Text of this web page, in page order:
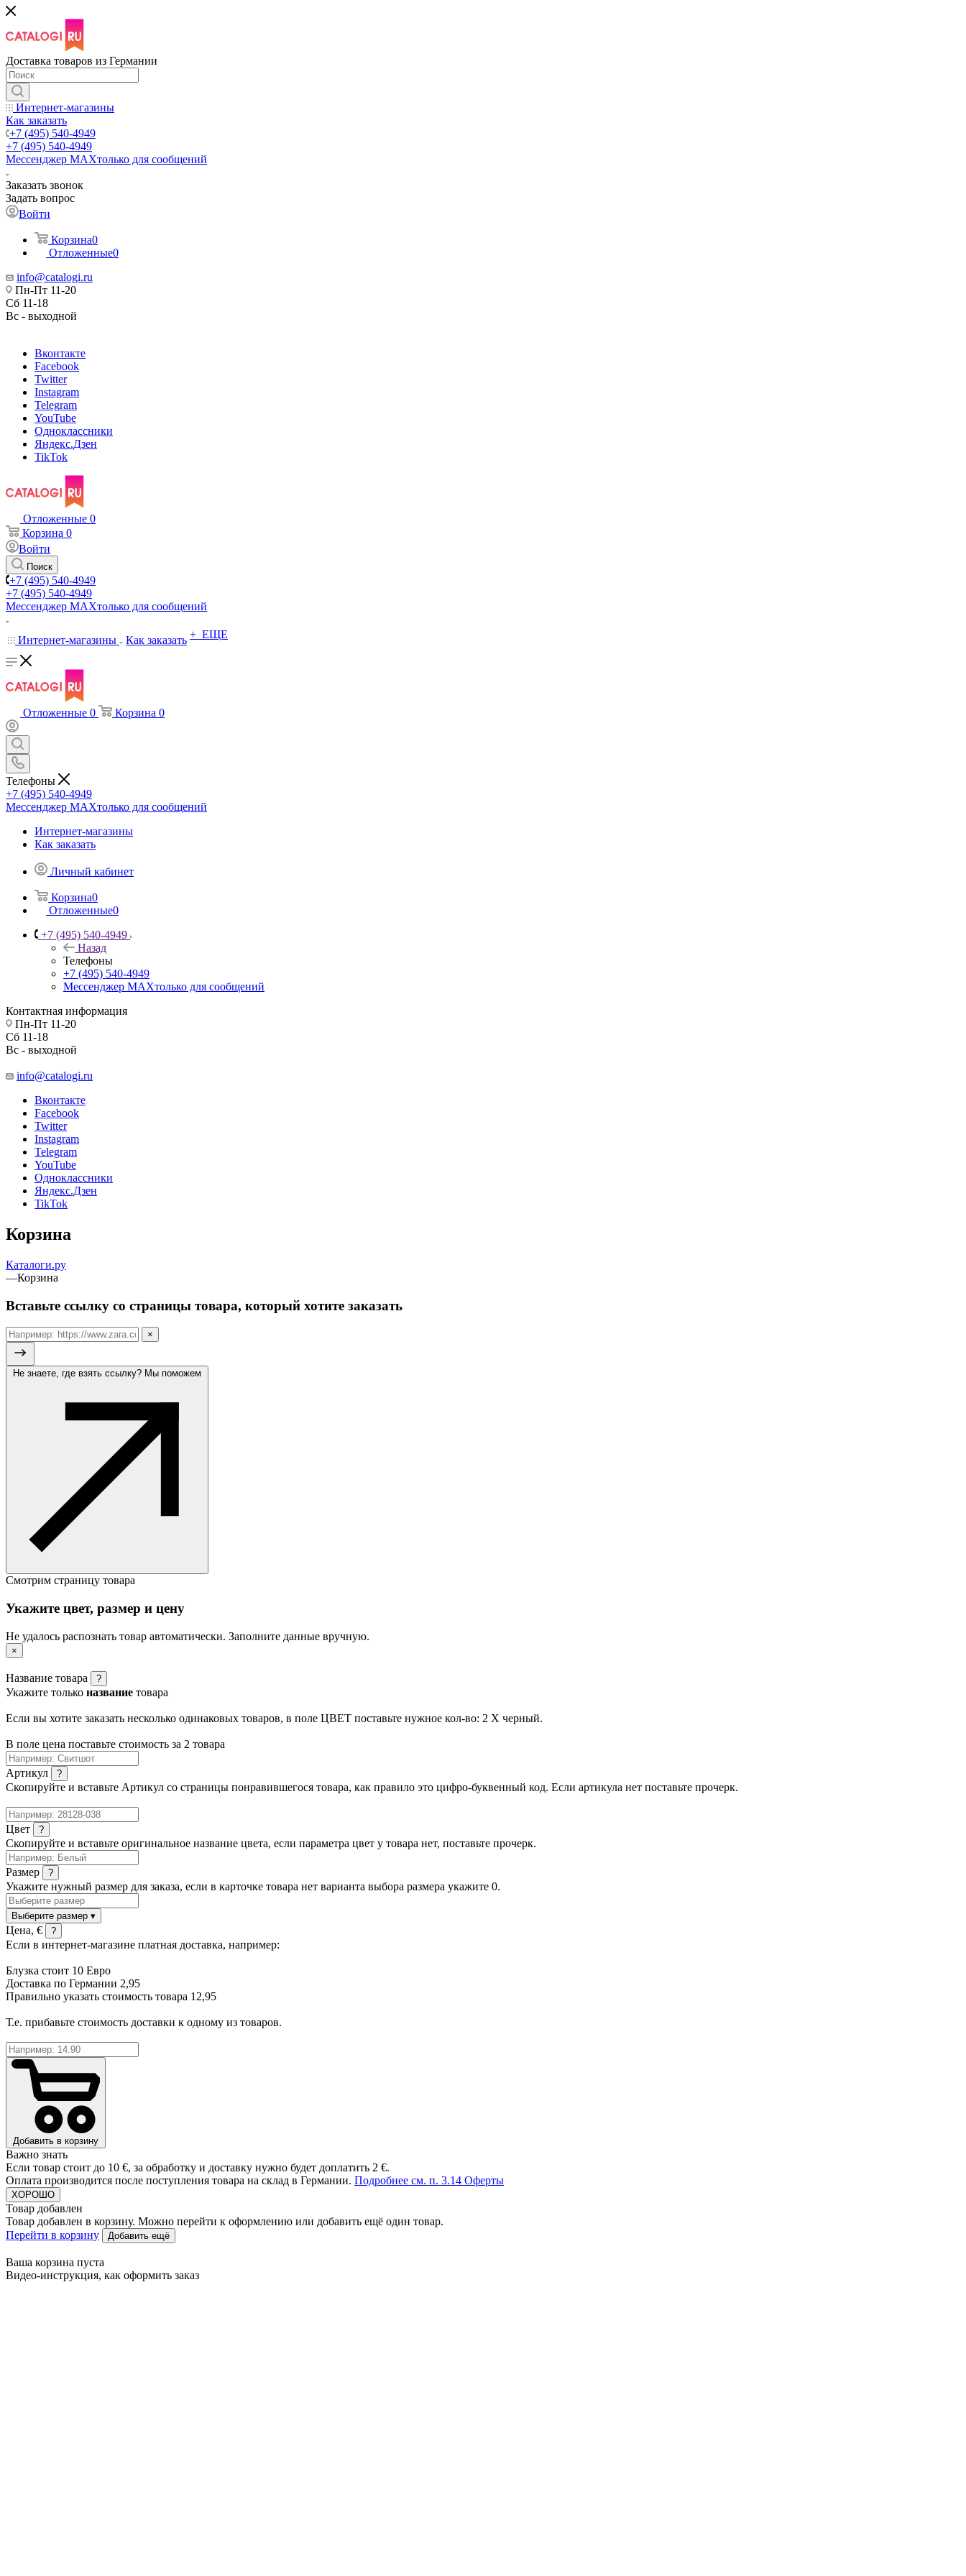
Доставка товаров из Германии
Интернет-магазины
Как заказать
+7 (495) 540-4949
+7 (495) 540-4949
Мессенджер МАХтолько для сообщений
Заказать звонок
Задать вопрос
Войти
Корзина0
Отложенные0
info@catalogi.ru
Пн-Пт 11-20
Сб 11-18
Вс - выходной
Вконтакте
Facebook
Twitter
Instagram
Telegram
YouTube
Одноклассники
Яндекс.Дзен
TikTok
Отложенные 0
Корзина 0
Войти
Поиск
+7 (495) 540-4949
+7 (495) 540-4949
Мессенджер МАХтолько для сообщений
Интернет-магазины Как заказать + ЕЩЕ
Отложенные 0 Корзина 0
Телефоны
+7 (495) 540-4949
Мессенджер МАХтолько для сообщений
Интернет-магазины
Как заказать
Личный кабинет
Корзина0
Отложенные0
+7 (495) 540-4949
Назад
Телефоны
+7 (495) 540-4949
Мессенджер МАХтолько для сообщений
Контактная информация
Пн-Пт 11-20
Сб 11-18
Вс - выходной
info@catalogi.ru
Вконтакте
Facebook
Twitter
Instagram
Telegram
YouTube
Одноклассники
Яндекс.Дзен
TikTok
Корзина
Каталоги.ру
—Корзина
Вставьте ссылку со страницы товара, который хотите заказать
×
Не знаете, где взять ссылку? Мы поможем
Смотрим страницу товара
Укажите цвет, размер и цену
Не удалось распознать товар автоматически. Заполните данные вручную.
×
Название товара ?
Укажите только название товара
Если вы хотите заказать несколько одинаковых товаров, в поле ЦВЕТ поставьте нужное кол-во: 2 Х черный.
В поле цена поставьте стоимость за 2 товара
Артикул ?
Скопируйте и вставьте Артикул со страницы понравившегося товара, как правило это цифро-буквенный код. Если артикула нет поставьте прочерк.
Цвет ?
Скопируйте и вставьте оригинальное название цвета, если параметра цвет у товара нет, поставьте прочерк.
Размер ?
Укажите нужный размер для заказа, если в карточке товара нет варианта выбора размера укажите 0.
Выберите размер ▾
Цена, € ?
Если в интернет-магазине платная доставка, например:
Блузка стоит 10 Евро
Доставка по Германии 2,95
Правильно указать стоимость товара 12,95
Т.е. прибавьте стоимость доставки к одному из товаров.
Добавить в корзину
Важно знать
Если товар стоит до 10 €, за обработку и доставку нужно будет доплатить 2 €.
Оплата производится после поступления товара на склад в Германии. Подробнее см. п. 3.14 Оферты
ХОРОШО
Товар добавлен
Товар добавлен в корзину. Можно перейти к оформлению или добавить ещё один товар.
Перейти в корзину
Добавить ещё
Ваша корзина пуста
Видео-инструкция, как оформить заказ